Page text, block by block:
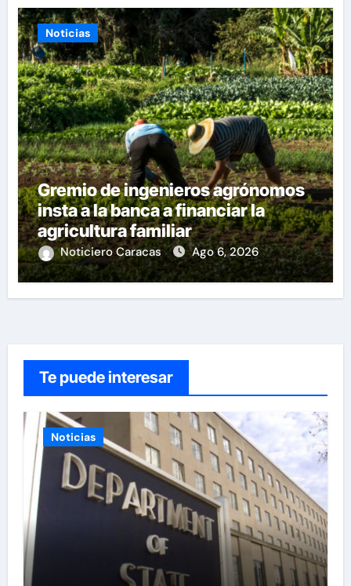
Noticias
Gremio de ingenieros agrónomos
insta a la banca a financiar la
agricultura familiar
Noticiero Caracas Ago 6, 2026
Te puede interesar
Noticias